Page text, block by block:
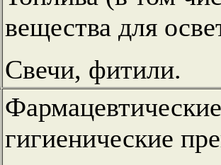
вещества для
Свечи, фитили.
гигиенические